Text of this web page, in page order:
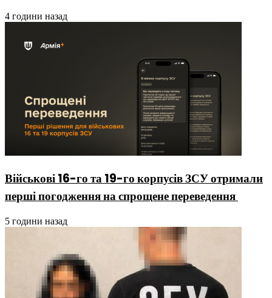
4 години назад
Військові 16-го та 19-го корпусів ЗСУ отримали
перші погодження на спрощене переведення
5 години назад